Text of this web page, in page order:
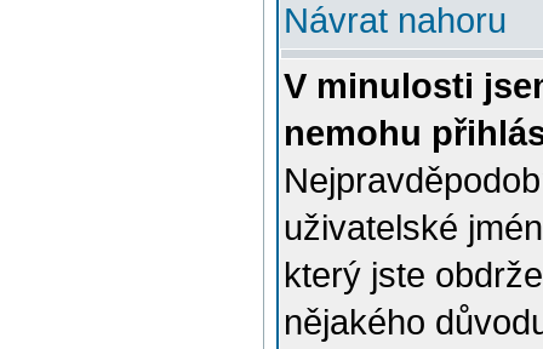
Návrat nahoru
V minulosti
nemohu
uživatelské
který jste
nějakého